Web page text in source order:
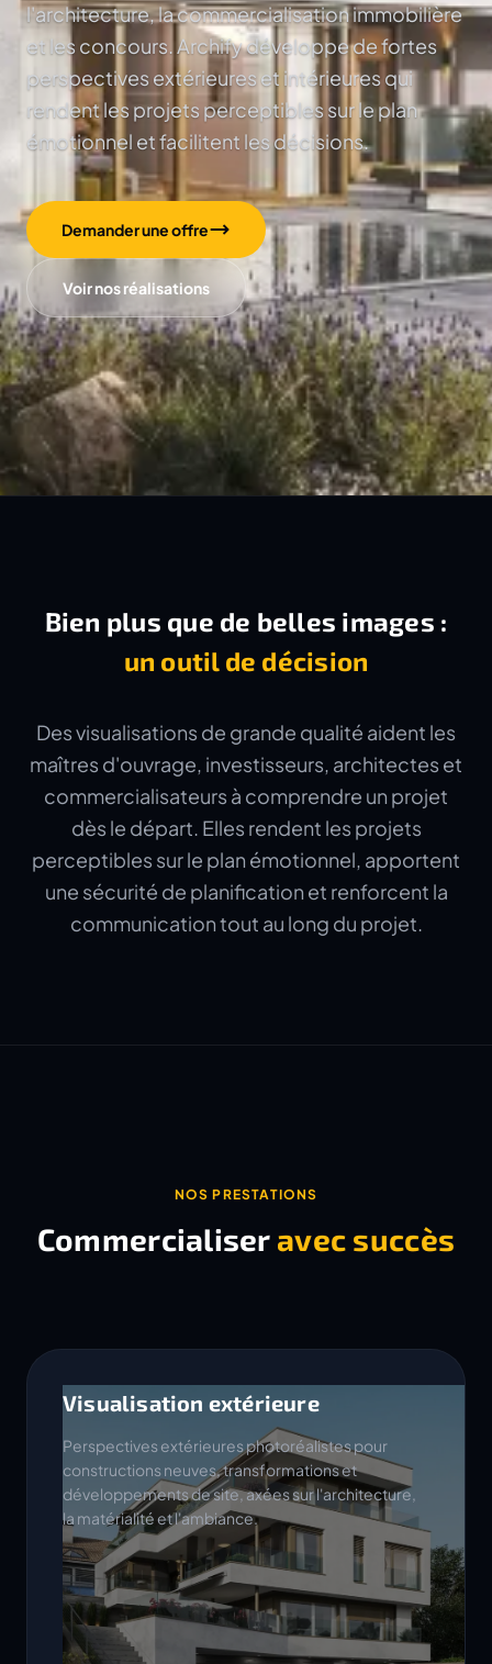
l'architecture, la commercialisation immobilière
et les concours. Archify développe de fortes
perspectives extérieures et intérieures qui
rendent les projets perceptibles sur le plan
émotionnel et facilitent les décisions.
Demander une offre
Voir nos réalisations
Bien plus que de belles images :
un outil de décision
Des visualisations de grande qualité aident les
maîtres d'ouvrage, investisseurs, architectes et
commercialisateurs à comprendre un projet
dès le départ. Elles rendent les projets
perceptibles sur le plan émotionnel, apportent
une sécurité de planification et renforcent la
communication tout au long du projet.
NOS PRESTATIONS
Commercialiser avec succès
Visualisation extérieure
Perspectives extérieures photoréalistes pour
constructions neuves, transformations et
développements de site, axées sur l'architecture,
la matérialité et l'ambiance.